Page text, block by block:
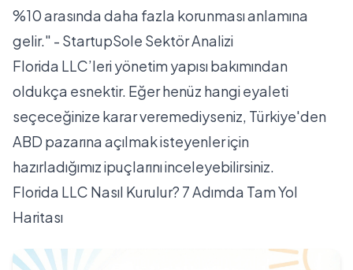
%10 arasında daha fazla korunması anlamına
gelir." - StartupSole Sektör Analizi
Florida LLC’leri yönetim yapısı bakımından
oldukça esnektir. Eğer henüz hangi eyaleti
seçeceğinize karar veremediyseniz, Türkiye'den
ABD pazarına açılmakisteyenler için
hazırladığımız ipuçlarını inceleyebilirsiniz.
Florida LLC Nasıl Kurulur? 7 Adımda Tam Yol
Haritası